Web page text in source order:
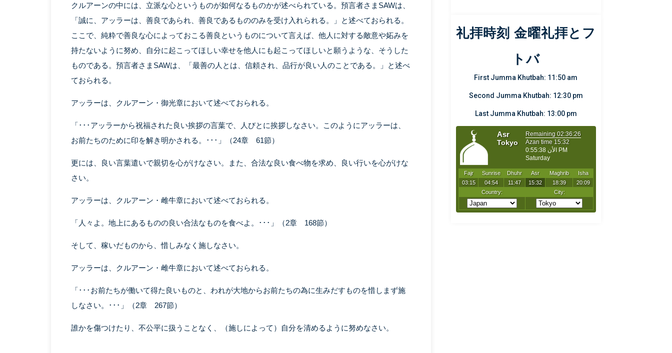
クルアーンの中には、立派な心というものが如何なるものかが述べられている。預言者さまSAWは、
「誠に、アッラーは、善良であられ、善良であるもののみを受け入れられる。」と述べておられる。
ここで、純粋で善良な心によっておこる善良というものについて言えば、他人に対する敵意や妬みを
持たないように努め、自分に起こってほしい幸せを他人にも起こってほしいと願うような、そうした
ものである。預言者さまSAWは、「最善の人とは、信頼され、品行が良い人のことである。」と述べ
ておられる。
アッラーは、クルアーン・御光章において述べておられる。
「･･･アッラーから祝福された良い挨拶の言葉で、人びとに挨拶しなさい。このようにアッラーは、
お前たちのために印を解き明かされる。･･･」（24章 61節）
更には、良い言葉遣いで親切を心がけなさい。また、合法な良い食べ物を求め、良い行いを心がけな
さい。
アッラーは、クルアーン・雌牛章において述べておられる。
「人々よ。地上にあるものの良い合法なものを食べよ。･･･」（2章 168節）
そして、稼いだものから、惜しみなく施しなさい。
アッラーは、クルアーン・雌牛章において述べておられる。
「･･･お前たちが働いて得た良いものと、われが大地からお前たちの為に生みだすものを惜しまず施
しなさい。･･･」（2章 267節）
誰かを傷つけたり、不公平に扱うことなく、（施しによって）自分を清めるように努めなさい。
礼拝時刻 金曜礼拝とフ
トバ
First Jumma Khutbah: 11:50 am
Second Jumma Khutbah: 12:30 pm
Last Jumma Khutbah: 13:00 pm